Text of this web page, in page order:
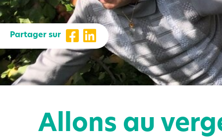
Partager sur
Allons au